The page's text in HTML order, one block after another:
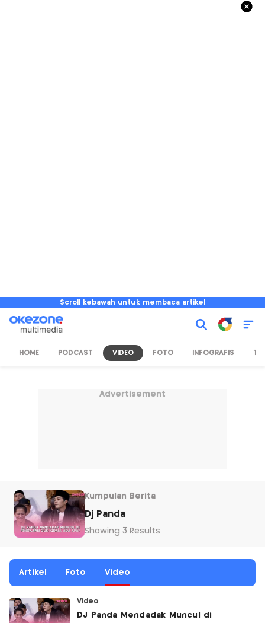
Scroll kebawah untuk membaca artikel
HOME PODCAST VIDEO FOTO INFOGRAFIS TV
Advertisement
Kumpulan Berita
Dj Panda
Showing 3 Results
Artikel Foto Video
Video
DJ Panda Mendadak Muncul di